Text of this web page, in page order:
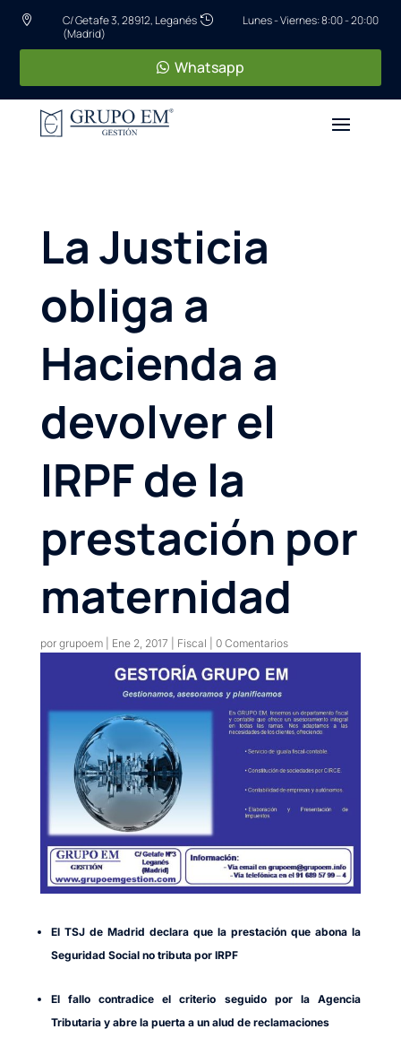

C/ Getafe 3, 28912, Leganés
(Madrid)
 Lunes - Viernes: 8:00 - 20:00
Whatsapp
La Justicia
obliga a
Hacienda a
devolver el
IRPF de la
prestación por
maternidad
por grupoem| Ene 2, 2017 Fiscal 0 Comentarios
El TSJ de Madrid declara que la prestación que abona la
Seguridad Social no tributa por IRPF
El fallo contradice el criterio seguido por la Agencia
Tributaria y abre la puerta a un alud de reclamaciones